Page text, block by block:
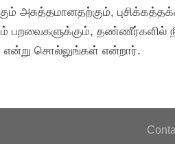
அசுத்தமானதற்கும்,
பறவைகளுக்கும், தண்ணீர்களில்
என்று சொல்லுங்கள் என்றார்.